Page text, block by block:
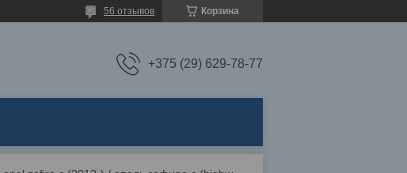
Корзина
56 отзывов
+375 (29) 629-78-77